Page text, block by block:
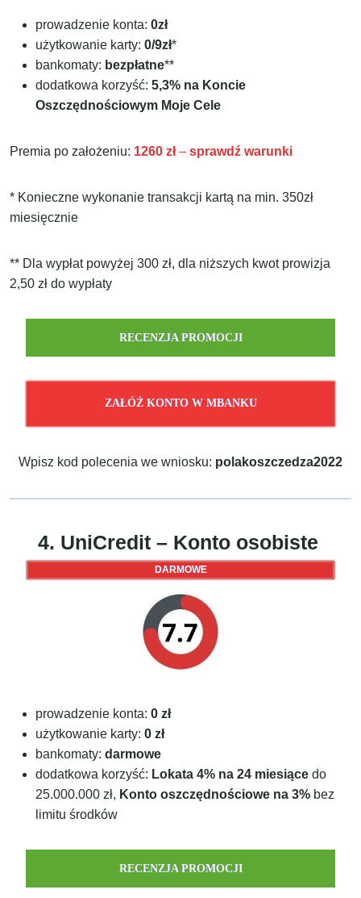
prowadzenie konta:0zł
użytkowanie karty:0/9zł*
bankomaty: bezpłatne**
dodatkowa korzyść:5,3% na Koncie
Oszczędnościowym Moje Cele
Premia po założeniu: 1260 zł– sprawdź warunki
* Konieczne wykonanie transakcji kartą na min. 350zł
miesięcznie
** Dla wypłat powyżej 300 zł, dla niższych kwot prowizja
2,50 zł do wypłaty
RECENZJA PROMOCJI
ZAŁÓŻ KONTO W MBANKU
Wpisz kod polecenia we wniosku: polakoszczedza2022
4. UniCredit – Konto osobiste
DARMOWE
prowadzenie konta:0 zł
użytkowanie karty:0 zł
bankomaty:darmowe
dodatkowa korzyść: Lokata 4% na 24 miesiącedo
25.000.000 zł, Konto oszczędnościowe na 3% bez
limitu środków
RECENZJA PROMOCJI